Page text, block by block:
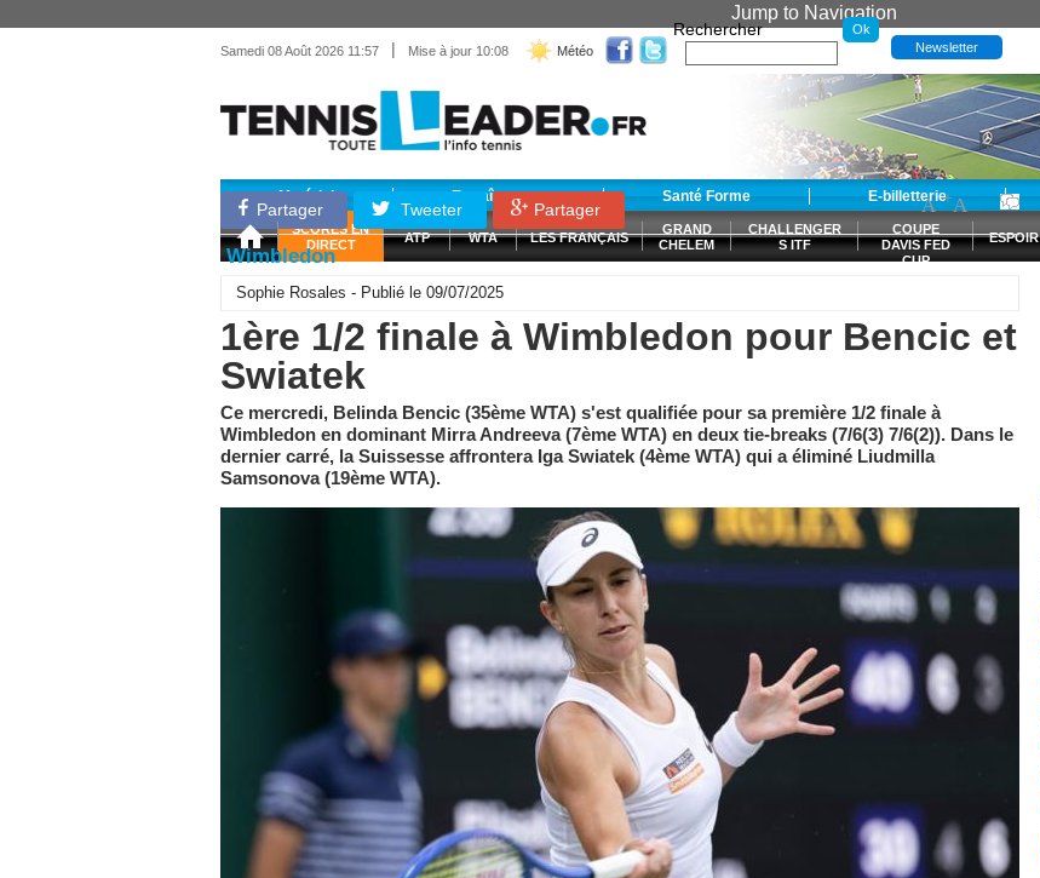
Jump to Navigation
Samedi 08 Août 2026 11:57 | Mise à jour 10:08 Météo
Rechercher
Newsletter
Matériel Entraînement Santé Forme E-billetterie
SCORES EN
DIRECT
ATP WTA LES FRANÇAIS
GRAND
CHELEM
CHALLENGER
S ITF
COUPE
DAVIS FED
CUP
ESPOIR
Partager Tweeter Partager
-A +A
Wimbledon
Sophie Rosales - Publié le 09/07/2025
1ère 1/2 finale à Wimbledon pour Bencic et
Swiatek
Ce mercredi, Belinda Bencic (35ème WTA) s'est qualifiée pour sa première 1/2 finale à
Wimbledon en dominant Mirra Andreeva (7ème WTA) en deux tie-breaks (7/6(3) 7/6(2)). Dans le
dernier carré, la Suissesse affrontera Iga Swiatek (4ème WTA) qui a éliminé Liudmilla
Samsonova (19ème WTA).